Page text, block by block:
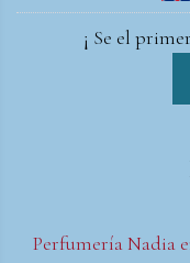
¡ Se el
Perfumería Nadia